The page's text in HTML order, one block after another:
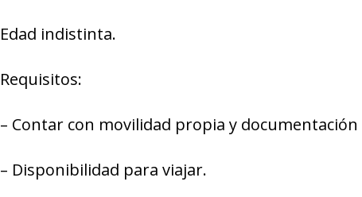
Edad indistinta.
Requisitos:
– Contar con movilidad propia y
– Disponibilidad para viajar.